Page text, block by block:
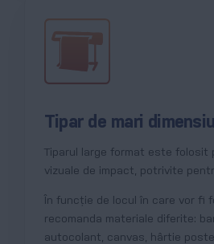
Tipar de mari
Tiparul large format este folosit
vizuale de impact, potrivite
În funcție de locul în care vor fi
recomanda materiale diferite:
autocolant, canvas, hârtie